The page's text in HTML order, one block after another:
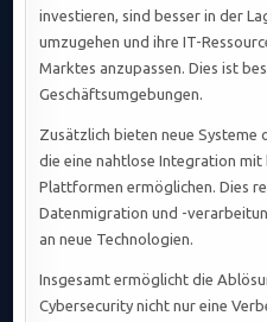
investieren, sind besser in der
umzugehen und ihre IT-
Marktes anzupassen. Dies ist
Geschäftsumgebungen.
Zusätzlich bieten neue Systeme
die eine nahtlose Integration mit
Plattformen ermöglichen. Dies
Datenmigration und -
an neue Technologien.
Insgesamt ermöglicht die
Cybersecurity nicht nur eine